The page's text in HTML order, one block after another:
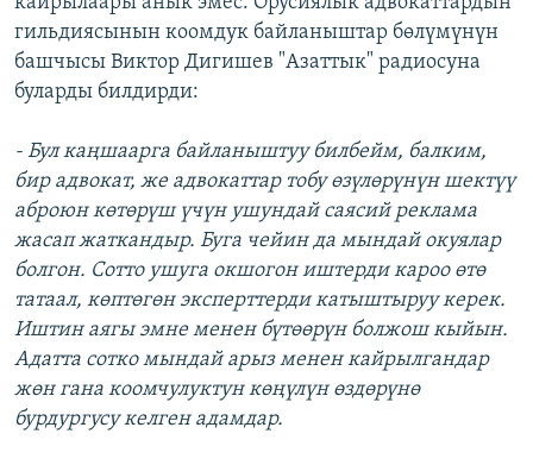
гильдиясынын коомдук байланыштар бөлүмүнүн
башчысы Виктор Дигишев "Азаттык" радиосуна
буларды билдирди:
- Бул каңшаарга байланыштуу билбейм, балким,
бир адвокат, же адвокаттар тобу өзүлөрүнүн шектүү
аброюн көтөрүш үчүн ушундай саясий реклама
жасап жаткандыр. Буга чейин да мындай окуялар
болгон. Сотто ушуга окшогон иштерди кароо өтө
татаал, көптөгөн эксперттерди катыштыруу керек.
Иштин аягы эмне менен бүтөөрүн болжош кыйын.
Адатта сотко мындай арыз менен кайрылгандар
жөн гана коомчулуктун көңүлүн өздөрүнө
бурдургусу келген адамдар.